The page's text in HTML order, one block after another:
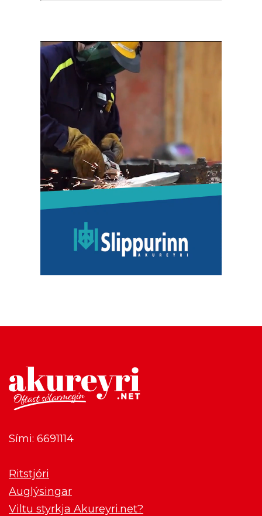
Sími: 6691114
Ritstjóri
Auglýsingar
Viltu styrkja Akureyri.net?